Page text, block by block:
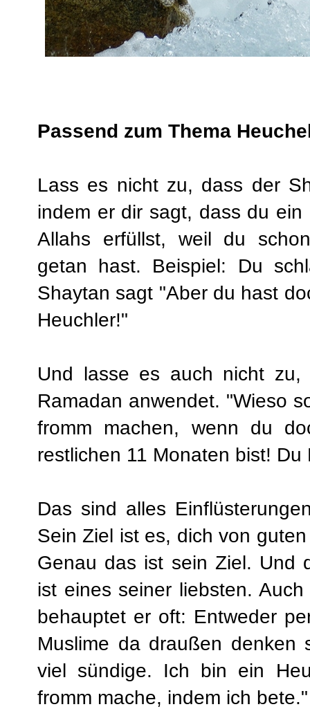
Passend zum Thema
Lass es nicht zu, dass der
indem er dir sagt, dass du
Allahs erfüllst, weil du
getan hast. Beispiel: Du
Shaytan sagt "Aber du hast
Heuchler!"
Und lasse es auch nicht zu,
Ramadan anwendet. "Wieso
fromm machen, wenn du
restlichen 11 Monaten bist! Du
Das sind alles
Sein Ziel ist es, dich von
Genau das ist sein Ziel. Und
ist eines seiner liebsten.
behauptet er oft: Entweder
Muslime da draußen
viel sündige. Ich bin ein
fromm mache, indem ich